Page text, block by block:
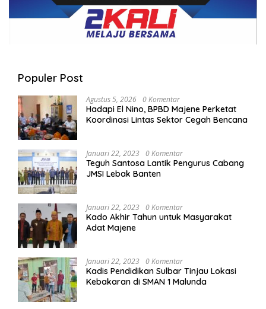
Populer Post
Agustus 5, 2026 0 Komentar
Hadapi El Nino, BPBD Majene Perketat
Koordinasi Lintas Sektor Cegah Bencana
Januari 22, 2023 0 Komentar
Teguh Santosa Lantik Pengurus Cabang
JMSI Lebak Banten
Januari 22, 2023 0 Komentar
Kado Akhir Tahun untuk Masyarakat
Adat Majene
Januari 22, 2023 0 Komentar
Kadis Pendidikan Sulbar Tinjau Lokasi
Kebakaran di SMAN 1 Malunda